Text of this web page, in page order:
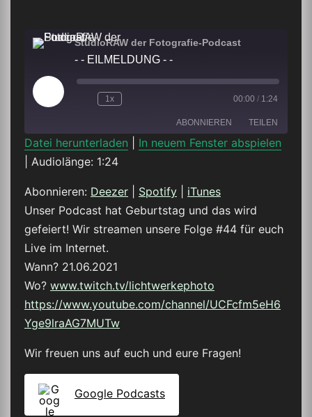
StudioRAW der Fotografie-Podcast
- - EILMELDUNG - -
Play
Episode
1x 00:00 / 1:24
ABONNIEREN TEILEN
Deezer
RSS FEED
TEILEN
LINK
EMBED
Datei herunterladen
In neuem Fenster abspielen
Audiolänge: 1:24
Abonnieren: Deezer Spotify
iTunes
Unser Podcast hat Geburtstag und das wird
gefeiert! Wir streamen unsere Folge #44 für euch
Live im Internet.
Wann? 21.06.2021
Wo? www.twitch.tv/lichtwerkephoto
https://www.youtube.com/channel/UCFcfm5eH6
Yge9lraAG7MUTw
Wir freuen uns auf euch und eure Fragen!
Google Podcasts